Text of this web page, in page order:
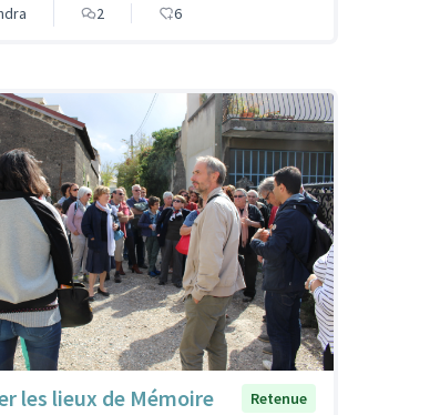
2 6
les lieux de Mémoire Retenue